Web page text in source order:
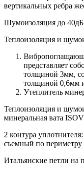
вертикальных ребра
Шумоизоляция до
Теплоизоляция и
представляет
толщиной 3мм,
толщиной 0,6мм
Утеплитель
Теплоизоляция и
минеральная вата
2 контура
съемный по периметру
Итальянские петли на